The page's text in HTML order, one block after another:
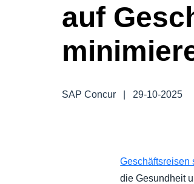
auf
SAP Concur
29-10-2025
Geschäftsreisen
die Gesundheit